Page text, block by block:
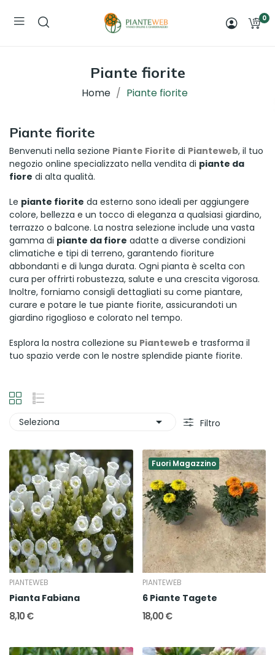
0
Piante fiorite
Home Piante fiorite
Piante fiorite
Benvenuti nella sezione Piante Fiorite di Pianteweb, il tuo
negozio online specializzato nella vendita di piante da
fiore di alta qualità.
Le piante fiorite da esterno sono ideali per aggiungere
colore, bellezza e un tocco di eleganza a qualsiasi giardino,
terrazzo o balcone. La nostra selezione include una vasta
gamma di piante da fiore adatte a diverse condizioni
climatiche e tipi di terreno, garantendo fioriture
abbondanti e di lunga durata. Ogni pianta è scelta con
cura per offrirti robustezza, salute e una crescita vigorosa.
Inoltre, forniamo consigli dettagliati su come piantare,
curare e potare le tue piante fiorite, assicurandoti un
giardino rigoglioso e colorato nel tempo.
Esplora la nostra collezione su Pianteweb e trasforma il
tuo spazio verde con le nostre splendide piante fiorite.
Seleziona  Filtro
PIANTEWEB
Pianta Fabiana
8,10 €
Fuori Magazzino
PIANTEWEB
6 Piante Tagete
18,00 €